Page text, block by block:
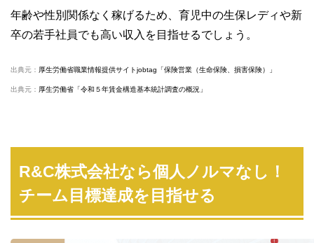
年齢や性別関係なく稼げるため、育児中の生保レディや新
卒の若手社員でも高い収入を目指せるでしょう。
出典元： 厚生労働省職業情報提供サイトjobtag「保険営業（生命保険、損害保険）」
出典元： 厚生労働省「令和５年賃金構造基本統計調査の概況」
R&C株式会社なら個人ノルマなし！
チーム目標達成を目指せる